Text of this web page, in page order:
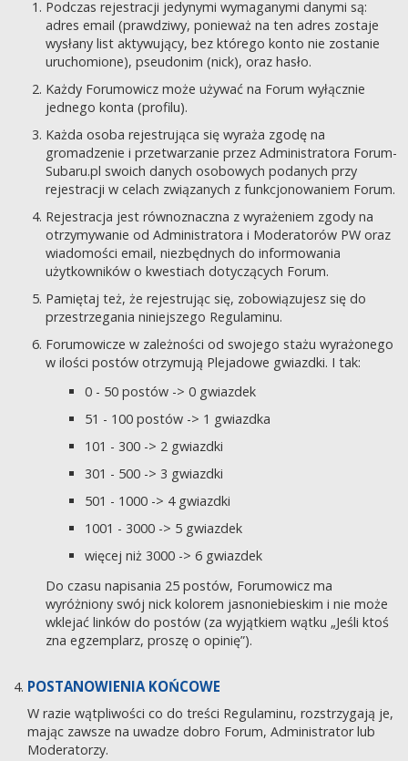
Podczas rejestracji jedynymi wymaganymi danymi są:
adres email (prawdziwy, ponieważ na ten adres zostaje
wysłany list aktywujący, bez którego konto nie zostanie
uruchomione), pseudonim (nick), oraz hasło.
Każdy Forumowicz może używać na Forum wyłącznie
jednego konta (profilu).
Każda osoba rejestrująca się wyraża zgodę na
gromadzenie i przetwarzanie przez Administratora Forum-
Subaru.pl swoich danych osobowych podanych przy
rejestracji w celach związanych z funkcjonowaniem Forum.
Rejestracja jest równoznaczna z wyrażeniem zgody na
otrzymywanie od Administratora i Moderatorów PW oraz
wiadomości email, niezbędnych do informowania
użytkowników o kwestiach dotyczących Forum.
Pamiętaj też, że rejestrując się, zobowiązujesz się do
przestrzegania niniejszego Regulaminu.
Forumowicze w zależności od swojego stażu wyrażonego
w ilości postów otrzymują Plejadowe gwiazdki. I tak:
0 - 50 postów -> 0 gwiazdek
51 - 100 postów -> 1 gwiazdka
101 - 300 -> 2 gwiazdki
301 - 500 -> 3 gwiazdki
501 - 1000 -> 4 gwiazdki
1001 - 3000 -> 5 gwiazdek
więcej niż 3000 -> 6 gwiazdek
Do czasu napisania 25 postów, Forumowicz ma
wyróżniony swój nick kolorem jasnoniebieskim i nie może
wklejać linków do postów (za wyjątkiem wątku „Jeśli ktoś
zna egzemplarz, proszę o opinię”).
POSTANOWIENIA KOŃCOWE
W razie wątpliwości co do treści Regulaminu, rozstrzygają je,
mając zawsze na uwadze dobro Forum, Administrator lub
Moderatorzy.